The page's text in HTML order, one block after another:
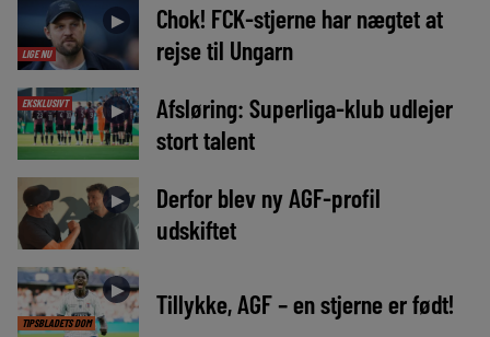
LIGE NU
►
Chok! FCK-stjerne har nægtet at
rejse til Ungarn
EKSKLUSIVT ►
Afsløring: Superliga-klub udlejer
stort talent
►
Derfor blev ny AGF-profil
udskiftet
TIPSBLADETS DOM
► Tillykke, AGF – en stjerne er født!